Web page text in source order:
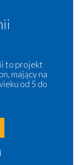
to projekt
mający na
od 5 do